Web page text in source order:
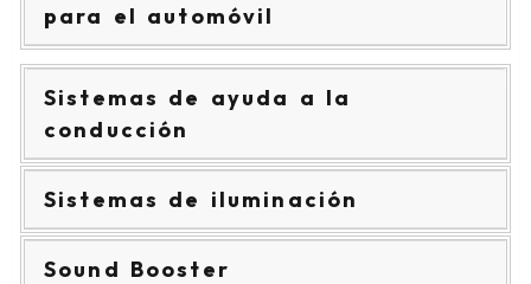
para el automóvil
Sistemas de ayuda a la
conducción
Sistemas de iluminación
Sound Booster